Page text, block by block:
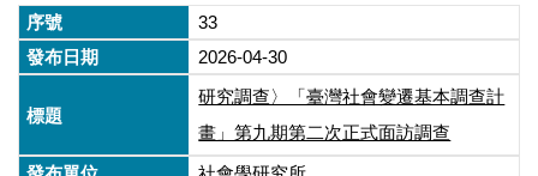
33
2026-04-30
研究調查〉「臺灣社會變遷基本調查計
畫」第九期第二次正式面訪調查